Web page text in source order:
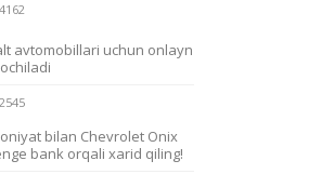
avtomobillari uchun onlayn
bilan Chevrolet Onix
bank orqali xarid qiling!